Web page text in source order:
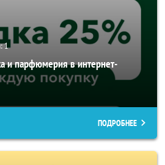
1
и парфюмерия в интернет-
ПОДРОБНЕЕ